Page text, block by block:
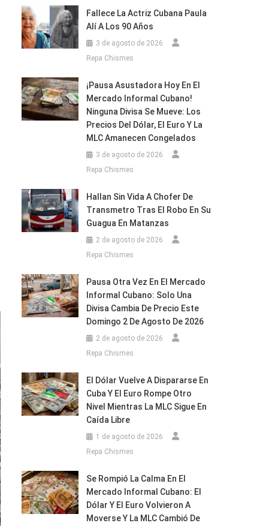
Fallece La Actriz Cubana Paula
Alí A Los 90 Años
3 de agosto de 2026
Repa Chismes
¡Pausa Asustadora Hoy En El
Mercado Informal Cubano!
Ninguna Divisa Se Mueve: Los
Precios Del Dólar, El Euro Y La
MLC Amanecen Congelados
3 de agosto de 2026
Repa Chismes
Hallan Sin Vida A Chofer De
Transmetro Tras El Robo En Su
Guagua En Matanzas
2 de agosto de 2026
Repa Chismes
Pausa Otra Vez En El Mercado
Informal Cubano: Solo Una
Divisa Cambia De Precio Este
Domingo 2 De Agosto De 2026
2 de agosto de 2026
Repa Chismes
El Dólar Vuelve A Dispararse En
Cuba Y El Euro Rompe Otro
Nivel Mientras La MLC Sigue En
Caída Libre
1 de agosto de 2026
Repa Chismes
Se Rompió La Calma En El
Mercado Informal Cubano: El
Dólar Y El Euro Volvieron A
Moverse Y La MLC Cambió De